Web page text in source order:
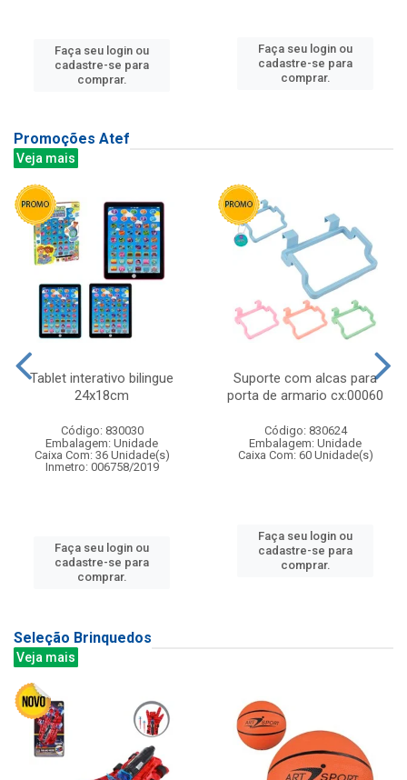
Faça seu login ou
cadastre-se para
comprar.
Faça seu login ou
cadastre-se para
comprar.
Promoções Atef
Veja mais
Tablet interativo bilingue
24x18cm
Código: 830030
Embalagem: Unidade
Caixa Com: 36 Unidade(s)
Inmetro: 006758/2019
Faça seu login ou
cadastre-se para
comprar.
Suporte com alcas para
porta de armario cx:00060
Código: 830624
Embalagem: Unidade
Caixa Com: 60 Unidade(s)
Faça seu login ou
cadastre-se para
comprar.
Seleção Brinquedos
Veja mais